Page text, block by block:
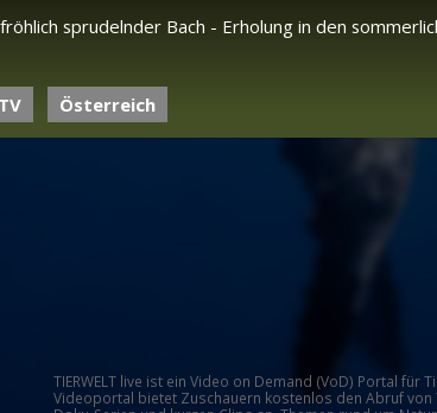
sprudelnder Bach - Erholung in den
Österreich
TIERWELT live ist ein Video on Demand (VoD) Portal für
Videoportal bietet Zuschauern kostenlos den Abruf von